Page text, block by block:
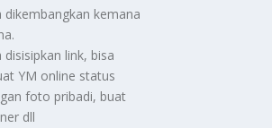
dikembangkan kemana
disisipkan link, bisa
YM online status
foto pribadi, buat
dll